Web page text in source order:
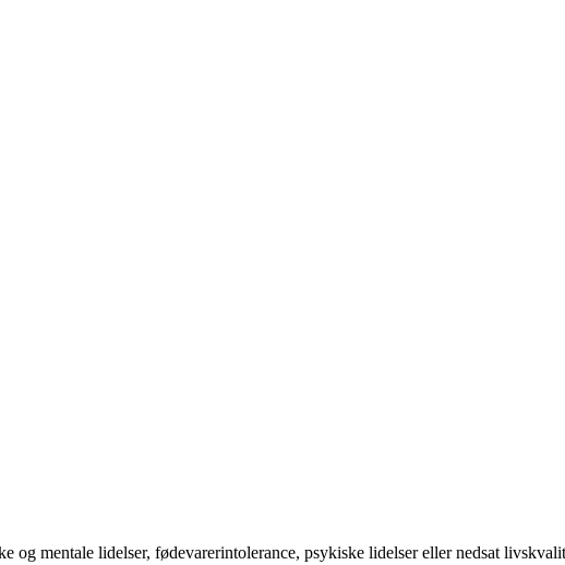
og mentale lidelser, fødevarerintolerance, psykiske lidelser eller nedsat